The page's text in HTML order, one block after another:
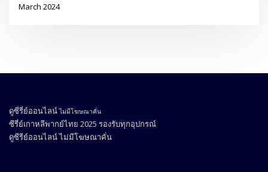
March 2024
ดูซีรี่ย์ออนไลน์ ไม่มีโฆษณาคั่น
ซีรี่ย์เกาหลีพากย์ไทย 2025 รองรับทุกอุปกรณ์
ดูซีรีย์ออนไลน์ไม่มีโฆษณาคั่น